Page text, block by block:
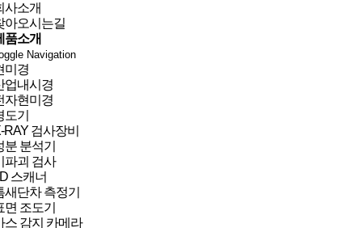
사소개
아오시는길
품소개
Navigation
미경
업내시경
자현미경
도기
RAY 검사장비
분 분석기
파괴 검사
스캐너
새단차 측정기
면 조도기
스 감지 카메라